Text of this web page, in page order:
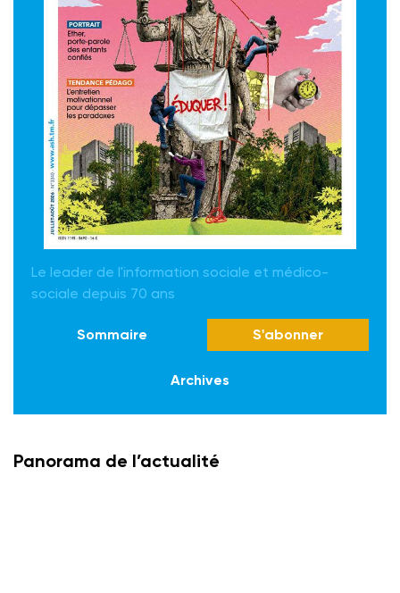
Le leader de l'information sociale et médico-
sociale depuis 70 ans
Sommaire S'abonner
Archives
Panorama de l’actualité